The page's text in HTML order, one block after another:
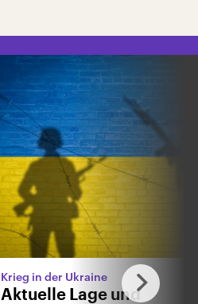
Krieg in der Ukraine
Aktuelle Lage und